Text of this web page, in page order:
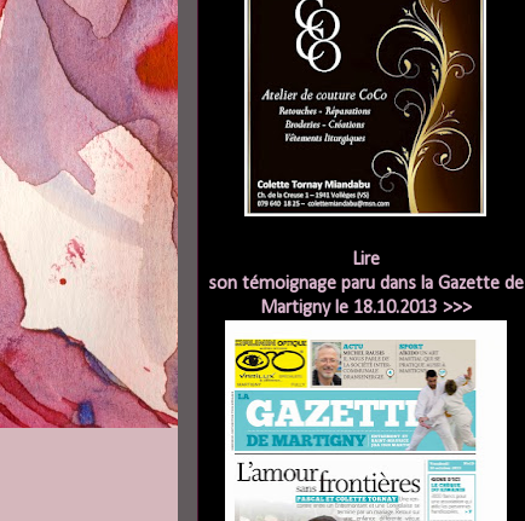
Lire
son témoignage paru dans la Gazette de
Martigny le 18.10.2013 >>>